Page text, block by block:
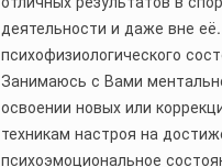
деятельности и даже вне
психофизиологического
Занимаюсь с Вами
освоении новых или
техникам настроя на
психоэмоциональное